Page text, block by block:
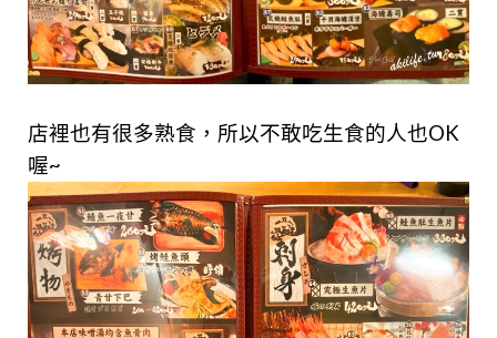
店裡也有很多熟食，所以不敢吃生食的人也OK
喔~